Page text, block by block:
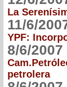
La
11/6/
YPF:
8/6/2007
petrolera